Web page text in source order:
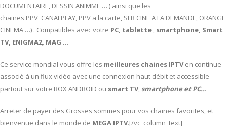
DOCUMENTAIRE, DESSIN ANIMME … ) ainsi que les
chaines PPV CANALPLAY, PPV a la carte, SFR CINE A LA DEMANDE, ORANGE
CINEMA …) . Compatibles avec votre PC, tablette , smartphone, Smart
TV, ENIGMA2, MAG ...
Ce service mondial vous offre les meilleures chaines IPTVen continue
associé à un flux vidéo avec une connexion haut débit et accessible
partout sur votre BOX ANDROID ou smart TV,smartphone et PC...
Arreter de payer des Grosses sommes pour vos chaines favorites, et
bienvenue dans le monde de MEGA IPTV.[/vc_column_text]